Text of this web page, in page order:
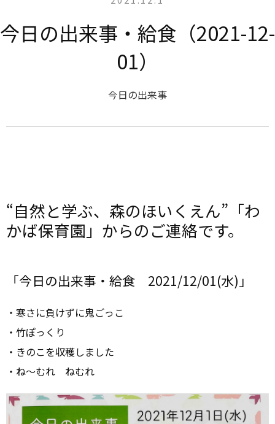
今日の出来事・給食（2021-12-
01）
今日の出来事
“自然と学ぶ、森のほいくえん”「わ
かば保育園」からのご連絡です。
「今日の出来事・給食 2021/12/01(水)」
・寒さに負けずに鬼ごっこ
・竹ぽっくり
・きのこを収穫しました
・ね～むれ ねむれ